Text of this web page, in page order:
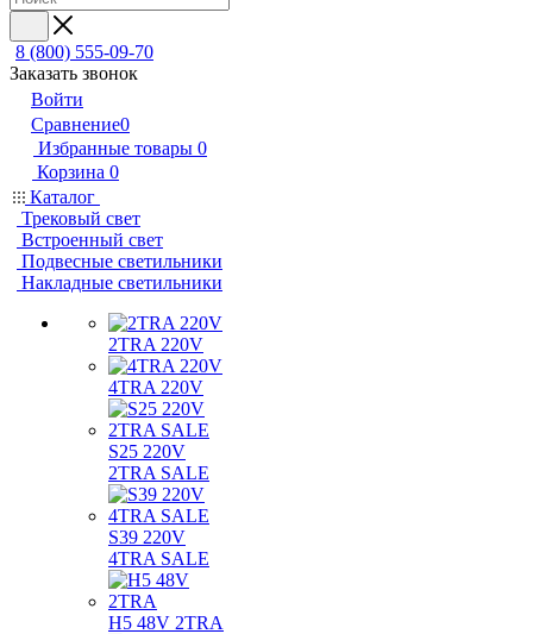
8 (800) 555-09-70
Заказать звонок
Войти
Сравнение0
Избранные товары 0
Корзина 0
Каталог
Трековый свет
Встроенный свет
Подвесные светильники
Накладные светильники
2TRA 220V
4TRA 220V
S25 220V
2TRA SALE
S39 220V
4TRA SALE
H5 48V 2TRA